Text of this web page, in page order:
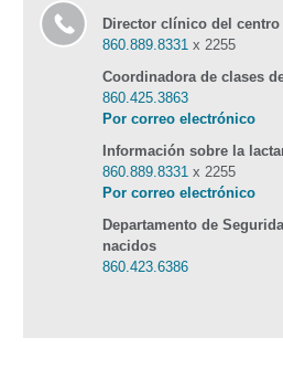
Director clínico del centro
860.889.8331 x 2255
Coordinadora de clases
860.425.3863
Por correo electrónico
Información sobre la
860.889.8331 x 2255
Por correo electrónico
Departamento de
nacidos
860.423.6386